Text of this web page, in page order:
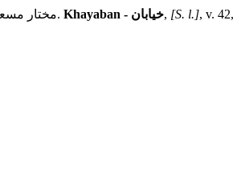
RIZWANA IRM; DR FARHANA QAZI. مختار مسعود اور ابوالکلام آزاد کے اسلوب کا تقابلی مطالعہ. Khayaban - خیابان, [S. l.], v.